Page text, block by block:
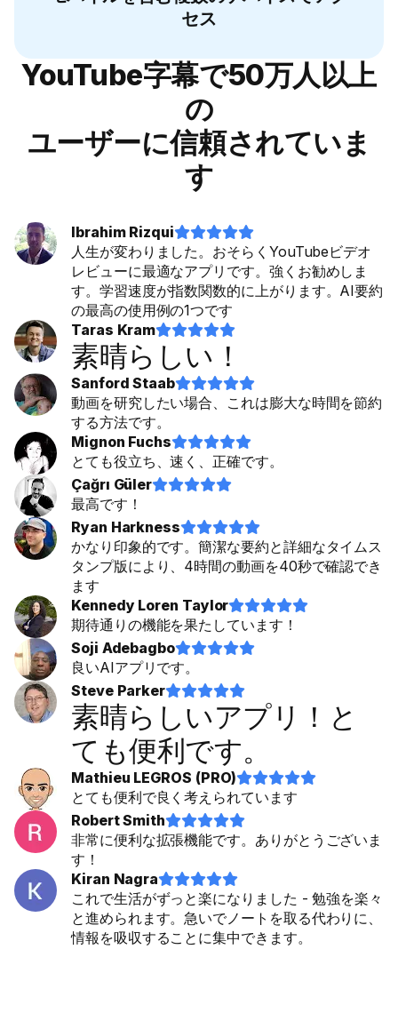
セス
YouTube字幕で50万人以上
の
ユーザーに信頼されていま
す
Ibrahim Rizqui

人生が変わりました。おそらくYouTubeビデオ
レビューに最適なアプリです。強くお勧めしま
す。学習速度が指数関数的に上がります。AI要約
の最高の使用例の1つです
Taras Kram

素晴らしい！
Sanford Staab

動画を研究したい場合、これは膨大な時間を節約
する方法です。
Mignon Fuchs

とても役立ち、速く、正確です。
Çağrı Güler

最高です！
Ryan Harkness

かなり印象的です。簡潔な要約と詳細なタイムス
タンプ版により、4時間の動画を40秒で確認でき
ます
Kennedy Loren Taylor

期待通りの機能を果たしています！
Soji Adebagbo

良いAIアプリです。
Steve Parker

素晴らしいアプリ！と
ても便利です。
Mathieu LEGROS (PRO)

とても便利で良く考えられています
Robert Smith

非常に便利な拡張機能です。ありがとうございま
す！
Kiran Nagra

これで生活がずっと楽になりました - 勉強を楽々
と進められます。急いでノートを取る代わりに、
情報を吸収することに集中できます。